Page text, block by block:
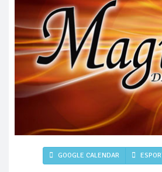
GOOGLE CALENDAR